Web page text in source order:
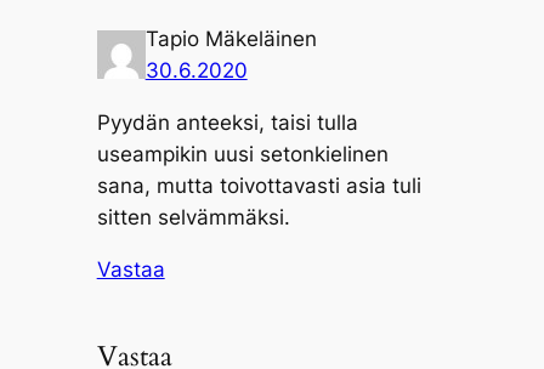
Tapio Mäkeläinen
30.6.2020
Pyydän anteeksi, taisi tulla
useampikin uusi setonkielinen
sana, mutta toivottavasti asia tuli
sitten selvämmäksi.
Vastaa
Vastaa